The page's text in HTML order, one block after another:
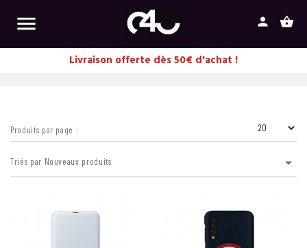
 shopping_basket
person
Livraison offerte dès 50€ d'achat !
Produits par page :
Triés par Nouveaux produits 